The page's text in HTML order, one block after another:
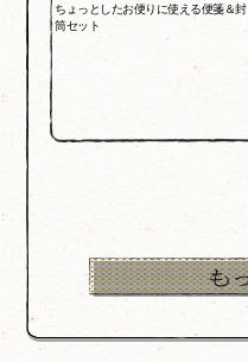
ちょっとしたお便りに使える便箋＆封
筒セット